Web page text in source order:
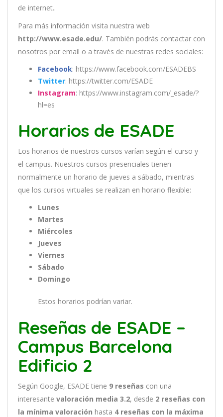
de internet..
Para más información visita nuestra web
http://www.esade.edu/. También podrás contactar con
nosotros por email o a través de nuestras redes sociales:
Facebook: https://www.facebook.com/ESADEBS
Twitter: https://twitter.com/ESADE
Instagram: https://www.instagram.com/_esade/?
hl=es
Horarios de ESADE
Los horarios de nuestros cursos varían según el curso y
el campus. Nuestros cursos presenciales tienen
normalmente un horario de jueves a sábado, mientras
que los cursos virtuales se realizan en horario flexible:
Lunes
Martes
Miércoles
Jueves
Viernes
Sábado
Domingo
Estos horarios podrían variar.
Reseñas de ESADE –
Campus Barcelona
Edificio 2
Según Google, ESADE tiene 9 reseñas con una
interesante valoración media 3.2, desde 2 reseñas con
la mínima valoración hasta 4 reseñas con la máxima